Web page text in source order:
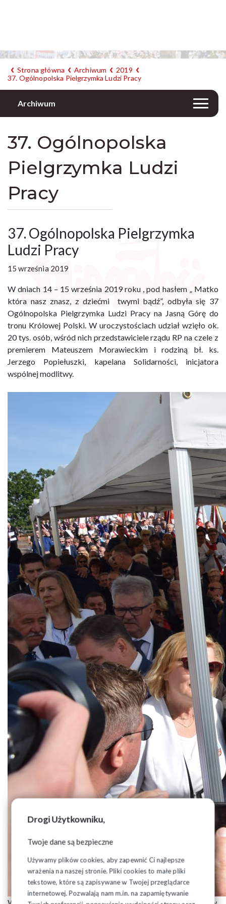
Drogi Użytkowniku,
Twoje dane są bezpieczne
Używamy plików cookies, aby zapewnić Ci najlepsze
wrażenia na naszej stronie. Pliki cookies to małe pliki
tekstowe, które są zapisywane w Twojej przeglądarce
internetowej. Pozwalają nam m.in. na zapamiętywanie
Strona główna Archiwum
2019
37. Ogólnopolska Pielgrzymka Ludzi Pracy
Archiwum
37. Ogólnopolska
Pielgrzymka Ludzi
Pracy
37. Ogólnopolska Pielgrzymka
Ludzi Pracy
15 września 2019
W dniach 14 – 15 września 2019 roku , pod hasłem „ Matko
która nasz znasz, z dziećmi twymi bądź”, odbyła się 37
Ogólnopolska Pielgrzymka Ludzi Pracy na Jasną Górę do
tronu Królowej Polski. W uroczystościach udział wzięło ok.
20 tys. osób, wśród nich przedstawiciele rządu RP na czele z
premierem Mateuszem Morawieckim i rodziną bł. ks.
Jerzego Popiełuszki, kapelana Solidarności, inicjatora
wspólnej modlitwy.